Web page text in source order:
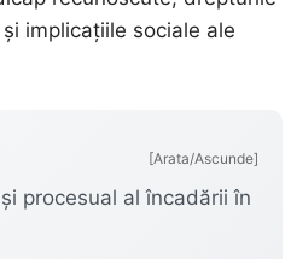
implicațiile sociale ale
[Arata/Ascunde]
procesual al încadării în